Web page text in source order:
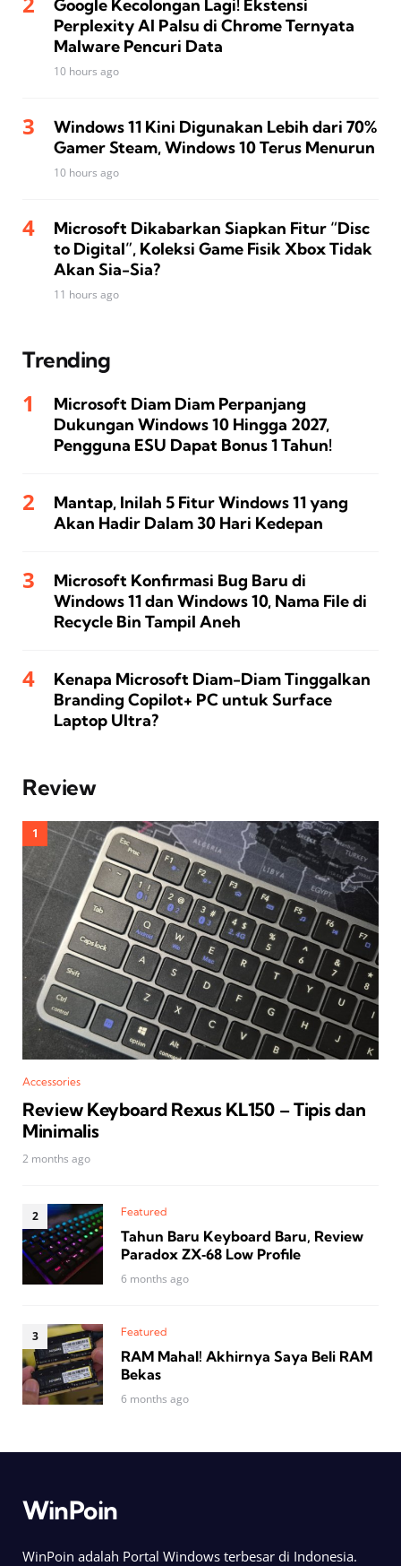
Google Kecolongan Lagi! Ekstensi
Perplexity AI Palsu di Chrome Ternyata
Malware Pencuri Data
10 hours ago
Windows 11 Kini Digunakan Lebih dari 70%
Gamer Steam, Windows 10 Terus Menurun
10 hours ago
Microsoft Dikabarkan Siapkan Fitur “Disc
to Digital”, Koleksi Game Fisik Xbox Tidak
Akan Sia-Sia?
11 hours ago
Trending
Microsoft Diam Diam Perpanjang
Dukungan Windows 10 Hingga 2027,
Pengguna ESU Dapat Bonus 1 Tahun!
Mantap, Inilah 5 Fitur Windows 11 yang
Akan Hadir Dalam 30 Hari Kedepan
Microsoft Konfirmasi Bug Baru di
Windows 11 dan Windows 10, Nama File di
Recycle Bin Tampil Aneh
Kenapa Microsoft Diam-Diam Tinggalkan
Branding Copilot+ PC untuk Surface
Laptop Ultra?
Review
Accessories
Review Keyboard Rexus KL150 – Tipis dan
Minimalis
2 months ago
Featured
Tahun Baru Keyboard Baru, Review
Paradox ZX‑68 Low Profile
6 months ago
Featured
RAM Mahal! Akhirnya Saya Beli RAM
Bekas
6 months ago
WinPoin
WinPoin adalah Portal Windows terbesar di Indonesia.